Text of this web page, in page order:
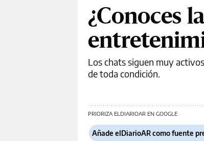
¿Conoces
Los chats siguen muy
de toda condición.
PRIORIZA ELDIARIOAR EN GOOGLE
Añade elDiarioAR como fuente